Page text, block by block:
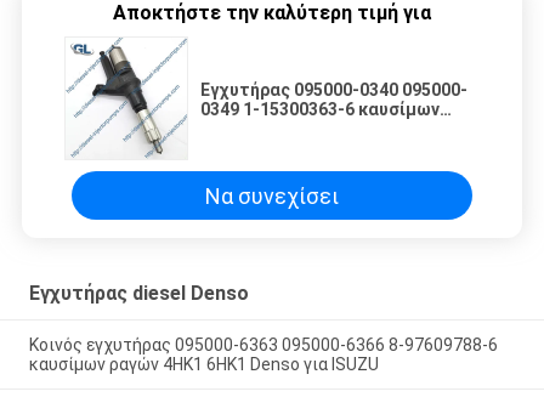
Αποκτήστε την καλύτερη τιμή για
Εγχυτήρας 095000-0340 095000-
0349 1-15300363-6 καυσίμων
Να συνεχίσει
Εγχυτήρας diesel Denso
Κοινός εγχυτήρας 095000-6363 095000-6366 8-97609788-6
καυσίμων ραγών 4HK1 6HK1 Denso για ISUZU